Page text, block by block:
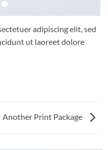
adipiscing elit, sed
ut laoreet dolore
Another Print Package